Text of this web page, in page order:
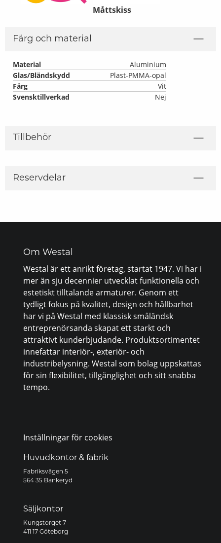
Måttskiss
Färg och material
Material
Aluminium
Glas/Bländskydd
Plast-PMMA-opal
Färg
Vit
Svensktillverkad
Nej
Tillbehör
Reservdelar
Om Westal
Westal är ett anrikt företag, startat 1947. Vi har i
mer än sju decennier utvecklat funktionella och
estetiskt tilltalande armaturer. Genom ett
tydligt fokus på kvalitet, design och hållbarhet
har vi på Westal med klassisk småländsk
entreprenörsanda skapat ett starkt och
attraktivt kunderbjudande. Produktsortimentet
innefattar interiör-, exteriör- och
industribelysning. Westal som bolag uppskattas
för sin flexibilitet, tillgänglighet och sitt snabba
tempo.
Inställningar för cookies
Huvudkontor & fabrik
Fabriksvägen 5
564 35 Bankeryd
Säljkontor
Kungstorget 7
411 17 Göteborg